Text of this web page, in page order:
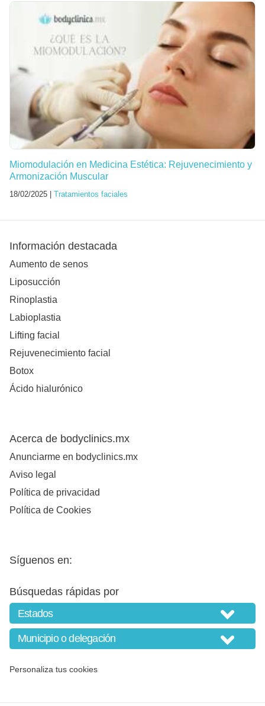
Miomodulación en Medicina Estética: Rejuvenecimiento y
Armonización Muscular
18/02/2025 | Tratamientos faciales
Información destacada
Aumento de senos
Liposucción
Rinoplastia
Labioplastia
Lifting facial
Rejuvenecimiento facial
Botox
Ácido hialurónico
Acerca de bodyclinics.mx
Anunciarme en bodyclinics.mx
Aviso legal
Política de privacidad
Política de Cookies
Síguenos en:
Búsquedas rápidas por
Personaliza tus cookies